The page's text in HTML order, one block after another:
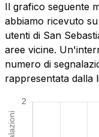
Il grafico seguente
abbiamo ricevuto
utenti di San
aree vicine.
numero di
rappresentata dalla